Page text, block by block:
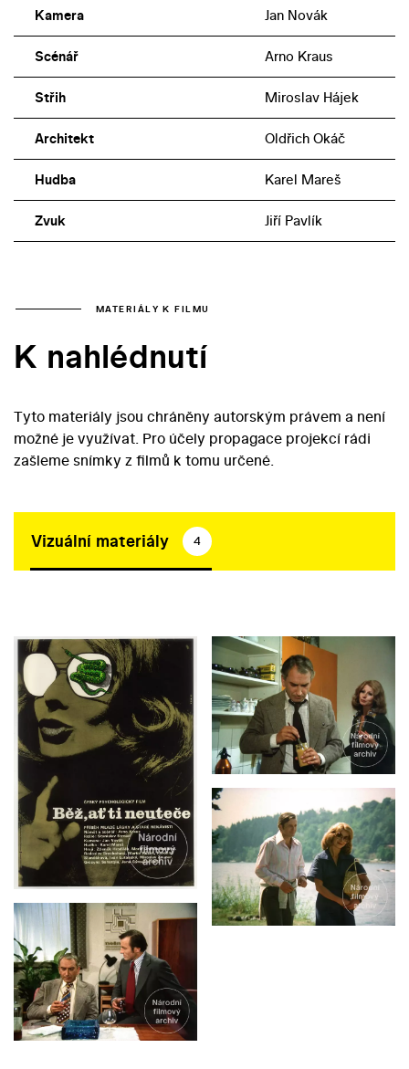
Kamera Jan Novák
Scénář Arno Kraus
Střih Miroslav Hájek
Architekt Oldřich Okáč
Hudba Karel Mareš
Zvuk Jiří Pavlík
MATERIÁLY K FILMU
K nahlédnutí
Tyto materiály jsou chráněny autorským právem a není
možné je využívat. Pro účely propagace projekcí rádi
zašleme snímky z filmů k tomu určené.
Vizuální materiály 4